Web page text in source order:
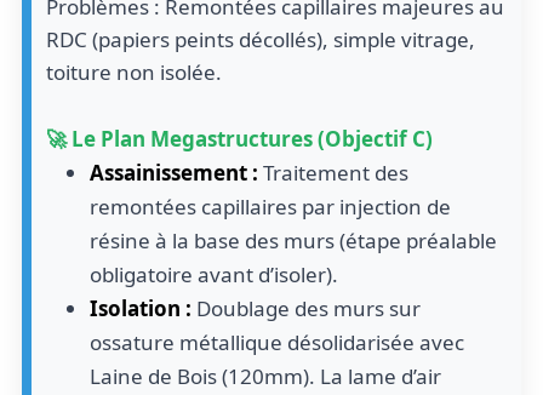
Problèmes : Remontées capillaires majeures au
RDC (papiers peints décollés), simple vitrage,
toiture non isolée.
🚀 Le Plan Megastructures (Objectif C)
Assainissement : Traitement des
remontées capillaires par injection de
résine à la base des murs (étape préalable
obligatoire avant d’isoler).
Isolation : Doublage des murs sur
ossature métallique désolidarisée avec
Laine de Bois (120mm). La lame d’air